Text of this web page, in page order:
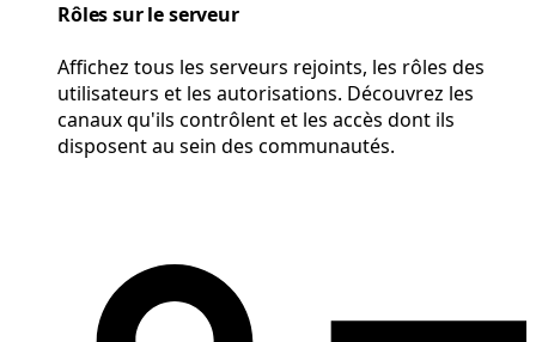
Rôles sur le serveur
Affichez tous les serveurs rejoints, les rôles des
utilisateurs et les autorisations. Découvrez les
canaux qu'ils contrôlent et les accès dont ils
disposent au sein des communautés.